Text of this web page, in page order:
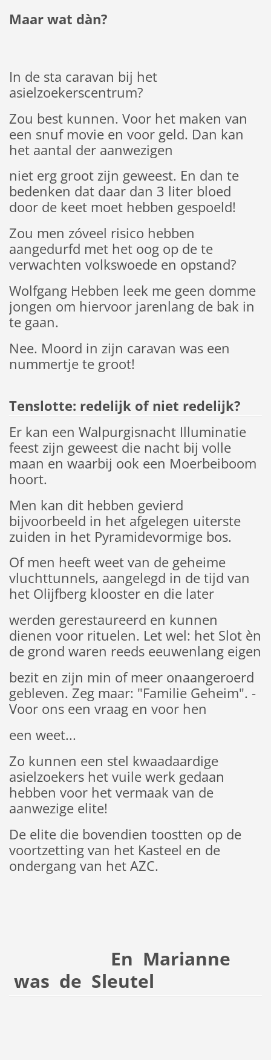
Maar wat dàn?
In de sta caravan bij het
asielzoekerscentrum?
Zou best kunnen. Voor het maken van
een snuf movie en voor geld. Dan kan
het aantal der aanwezigen
niet erg groot zijn geweest. En dan te
bedenken dat daar dan 3 liter bloed
door de keet moet hebben gespoeld!
Zou men zóveel risico hebben
aangedurfd met het oog op de te
verwachten volkswoede en opstand?
Wolfgang Hebben leek me geen domme
jongen om hiervoor jarenlang de bak in
te gaan.
Nee. Moord in zijn caravan was een
nummertje te groot!
Tenslotte: redelijk of niet redelijk?
Er kan een Walpurgisnacht Illuminatie
feest zijn geweest die nacht bij volle
maan en waarbij ook een Moerbeiboom
hoort.
Men kan dit hebben gevierd
bijvoorbeeld in het afgelegen uiterste
zuiden in het Pyramidevormige bos.
Of men heeft weet van de geheime
vluchttunnels, aangelegd in de tijd van
het Olijfberg klooster en die later
werden gerestaureerd en kunnen
dienen voor rituelen. Let wel: het Slot èn
de grond waren reeds eeuwenlang eigen
bezit en zijn min of meer onaangeroerd
gebleven. Zeg maar: "Familie Geheim". -
Voor ons een vraag en voor hen
een weet...
Zo kunnen een stel kwaadaardige
asielzoekers het vuile werk gedaan
hebben voor het vermaak van de
aanwezige elite!
De elite die bovendien toostten op de
voortzetting van het Kasteel en de
ondergang van het AZC.
En Marianne
was de Sleutel